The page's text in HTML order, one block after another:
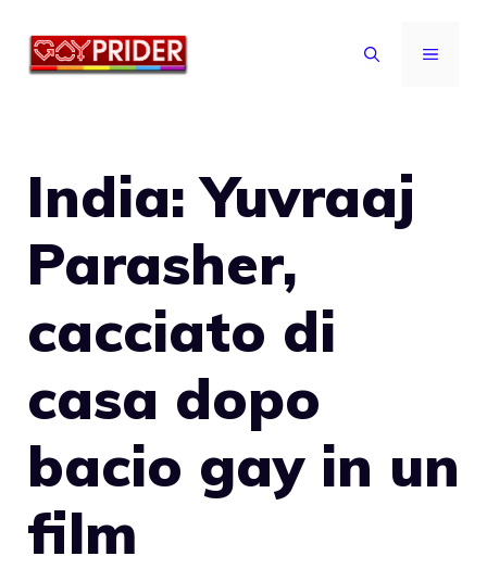
MENU
India: Yuvraaj
Parasher,
cacciato di
casa dopo
bacio gay in un
film